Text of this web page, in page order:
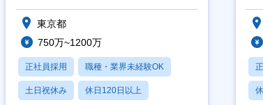
ム／社会貢献◎
東京都
750万~1200万
正社員採用 職種・業界未経験OK
土日祝休み 休日120日以上